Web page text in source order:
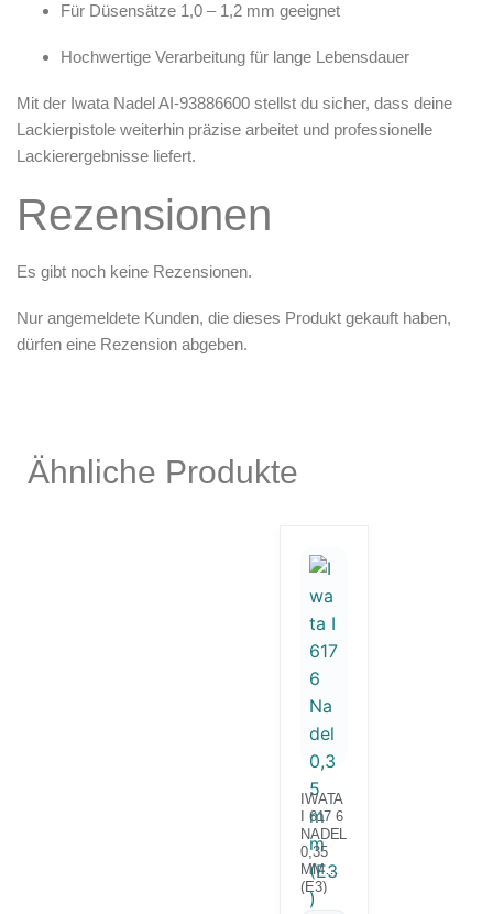
Für Düsensätze 1,0 – 1,2 mm geeignet
Hochwertige Verarbeitung für lange Lebensdauer
Mit der Iwata Nadel AI-93886600 stellst du sicher, dass deine
Lackierpistole weiterhin präzise arbeitet und professionelle
Lackierergebnisse liefert.
Rezensionen
Es gibt noch keine Rezensionen.
Nur angemeldete Kunden, die dieses Produkt gekauft haben,
dürfen eine Rezension abgeben.
Ähnliche Produkte
IWATA
I 617 6
NADEL
0,35
MM
(E3)
TAKU